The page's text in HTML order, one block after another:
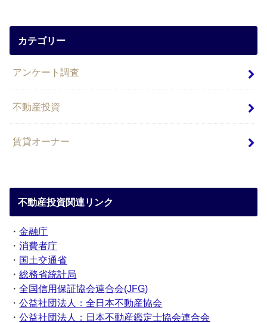
カテゴリー
アンケート調査
不動産投資
賃貸オーナー
不動産投資関連リンク
・金融庁
・消費者庁
・ 国土交通省
・総務省統計局
・全国信用保証協会連合会(JFG)
・公益社団法人：全日本不動産協会
・公益社団法人：日本不動産鑑定士協会連合会